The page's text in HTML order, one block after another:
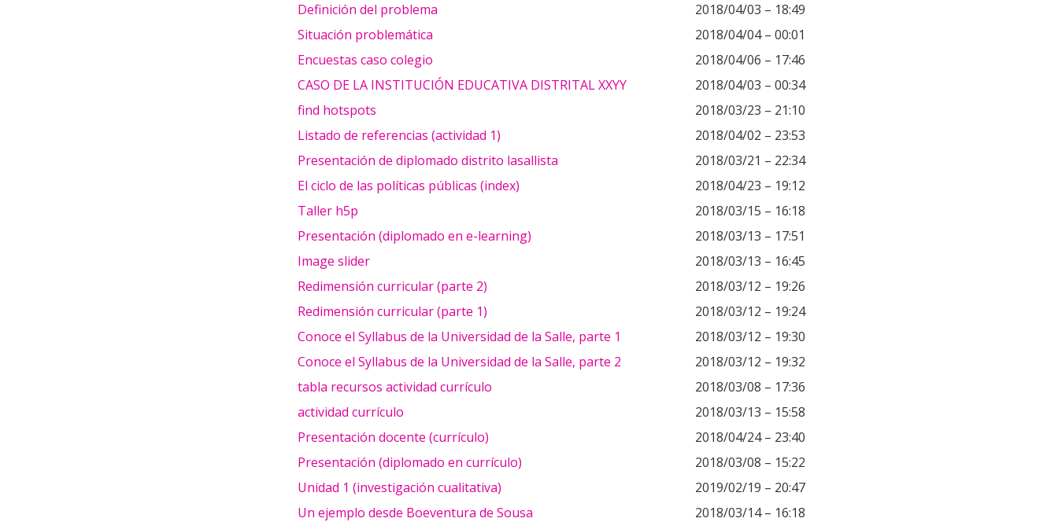
Definición del problema
2018/04/03 – 18:49
Situación problemática
2018/04/04 – 00:01
Encuestas caso colegio
2018/04/06 – 17:46
CASO DE LA INSTITUCIÓN EDUCATIVA DISTRITAL XXYY
2018/04/03 – 00:34
find hotspots
2018/03/23 – 21:10
Listado de referencias (actividad 1)
2018/04/02 – 23:53
Presentación de diplomado distrito lasallista
2018/03/21 – 22:34
El ciclo de las políticas públicas (index)
2018/04/23 – 19:12
Taller h5p
2018/03/15 – 16:18
Presentación (diplomado en e-learning)
2018/03/13 – 17:51
Image slider
2018/03/13 – 16:45
Redimensión curricular (parte 2)
2018/03/12 – 19:26
Redimensión curricular (parte 1)
2018/03/12 – 19:24
Conoce el Syllabus de la Universidad de la Salle, parte 1
2018/03/12 – 19:30
Conoce el Syllabus de la Universidad de la Salle, parte 2
2018/03/12 – 19:32
tabla recursos actividad currículo
2018/03/08 – 17:36
actividad currículo
2018/03/13 – 15:58
Presentación docente (currículo)
2018/04/24 – 23:40
Presentación (diplomado en currículo)
2018/03/08 – 15:22
Unidad 1 (investigación cualitativa)
2019/02/19 – 20:47
Un ejemplo desde Boeventura de Sousa
2018/03/14 – 16:18